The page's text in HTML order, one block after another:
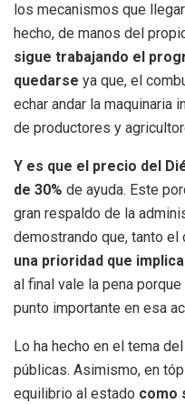
los mecanismos que
hecho, de manos del
sigue trabajando el
quedarse ya que, el
echar andar la maquinaria
de productores y
Y es que el precio del
de 30% de ayuda. Este
gran respaldo de la
demostrando que, tanto
una prioridad que
al final vale la pena
punto importante en esa
Lo ha hecho en el tema
públicas. Asimismo, en
equilibrio al estado como